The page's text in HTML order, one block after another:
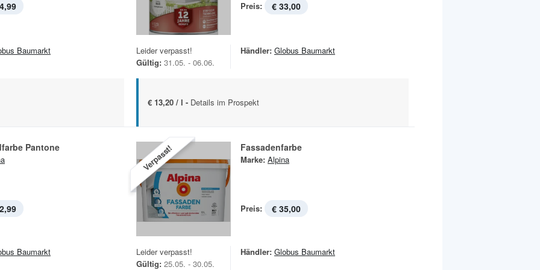
Baumarkt
Preis: € 33,00
Leider verpasst!
Gültig: 31.05. - 06.06.
Händler: Globus Baumarkt
€ 13,20 / l - Details im Prospekt
Pantone
Baumarkt
Verpasst! Fassadenfarbe
Marke: Alpina
Preis: € 35,00
Leider verpasst!
Gültig: 25.05. - 30.05.
Händler: Globus Baumarkt